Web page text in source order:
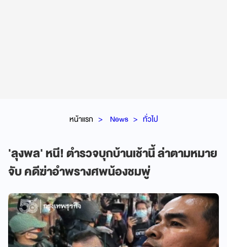
หน้าแรก News ทั่วไป
'ลุงพล' หนี! ตำรวจบุกบ้านเช้านี้ ล่าตามหมาย
จับ คดีฆ่าอำพรางศพน้องชมพู่